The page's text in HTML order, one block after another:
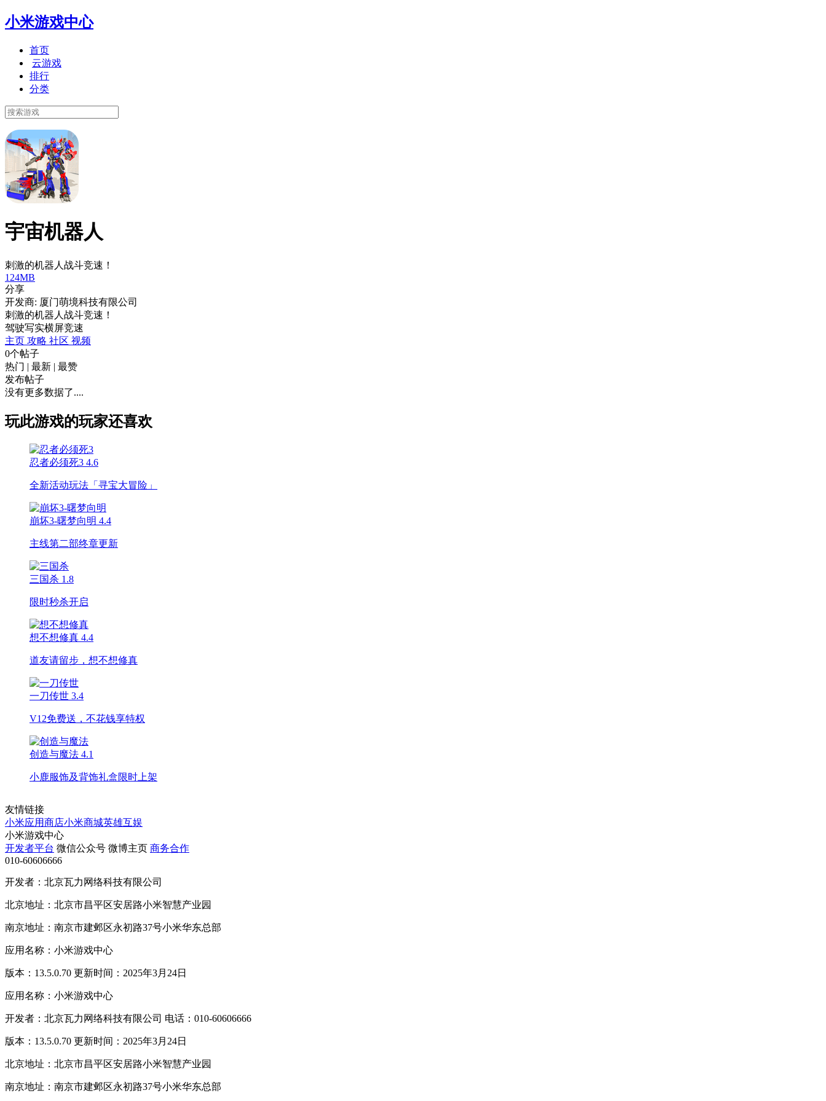
小米游戏中心
首页
云游戏
排行
分类
宇宙机器人
刺激的机器人战斗竞速！
124MB
分享
开发商: 厦门萌境科技有限公司
刺激的机器人战斗竞速！
驾驶写实横屏竞速
主页 攻略 社区 视频
0个帖子
热门 | 最新 | 最赞
发布帖子
没有更多数据了....
玩此游戏的玩家还喜欢
忍者必须死3 4.6
全新活动玩法「寻宝大冒险」
崩坏3-曙梦向明 4.4
主线第二部终章更新
三国杀 1.8
限时秒杀开启
想不想修真 4.4
道友请留步，想不想修真
一刀传世 3.4
V12免费送，不花钱享特权
创造与魔法 4.1
小鹿服饰及背饰礼盒限时上架
友情链接
小米应用商店小米商城英雄互娱
小米游戏中心
开发者平台 微信公众号 微博主页 商务合作
010-60606666
开发者：北京瓦力网络科技有限公司
北京地址：北京市昌平区安居路小米智慧产业园
南京地址：南京市建邺区永初路37号小米华东总部
应用名称：小米游戏中心
版本：13.5.0.70 更新时间：2025年3月24日
应用名称：小米游戏中心
开发者：北京瓦力网络科技有限公司 电话：010-60606666
版本：13.5.0.70 更新时间：2025年3月24日
北京地址：北京市昌平区安居路小米智慧产业园
南京地址：南京市建邺区永初路37号小米华东总部